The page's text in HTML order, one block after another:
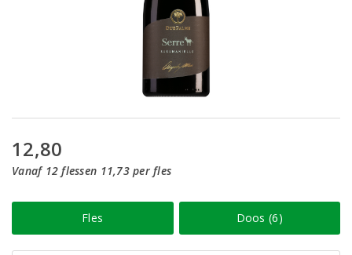
12,80
Vanaf 12 flessen 11,73 per fles
Fles Doos (6)